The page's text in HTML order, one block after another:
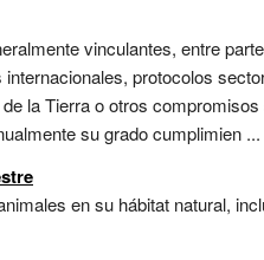
vinculantes, entre
protocolos
la Tierra o otros
su grado cumplimien ...
en su hábitat natural,